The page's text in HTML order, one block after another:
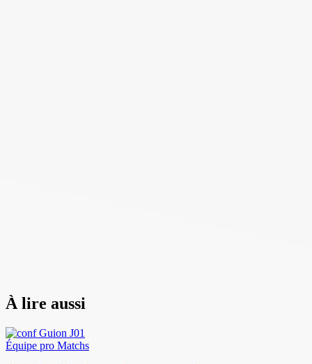
À lire aussi
Équipe pro Matchs